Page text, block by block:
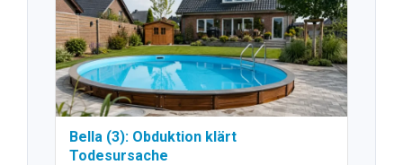
Bella (3): Obduktion klärt
Todesursache